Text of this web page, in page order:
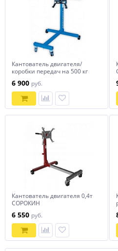
Кантователь двигателя/
коробки передач на 500 кг
6 900 руб.
Кантователь двигателя 0,4т
СОРОКИН
6 550 руб.